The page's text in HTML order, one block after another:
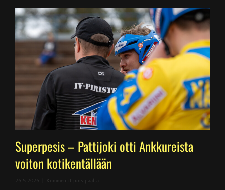
Superpesis – Pattijoki otti Ankkureista
voiton kotikentällään
26.5.2026 Kommentit pois päältä